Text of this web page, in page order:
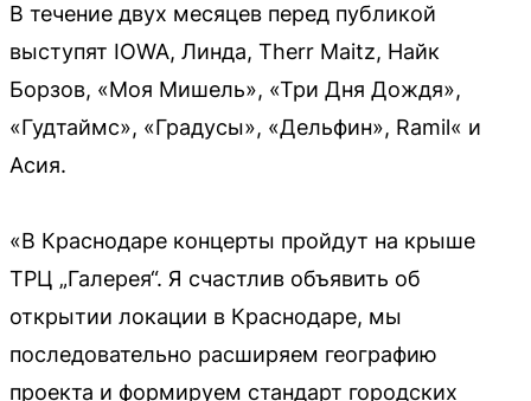
В течение двух месяцев перед публикой
выступят IOWA, Линда, Therr Maitz, Найк
Борзов, «Моя Мишель», «Три Дня Дождя»,
«Гудтаймс», «Градусы», «Дельфин», Ramil« и
Асия.
«В Краснодаре концерты пройдут на крыше
ТРЦ „Галерея“. Я счастлив объявить об
открытии локации в Краснодаре, мы
последовательно расширяем географию
проекта и формируем стандарт городских